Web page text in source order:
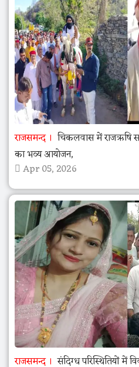
राजसमन्द
चिकलवास में राजऋषि
का भव्य आयोजन,
Apr 05, 2026
राजसमन्द
संदिग्ध परिस्थितियों में